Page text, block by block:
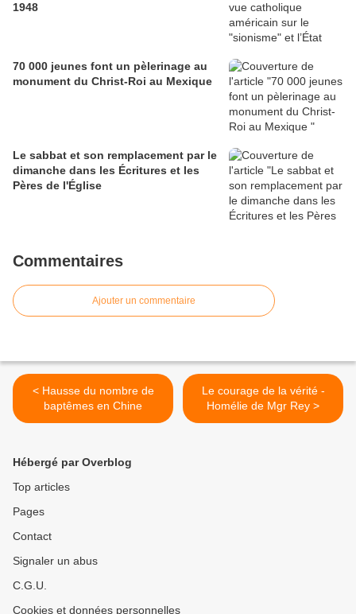
1948
70 000 jeunes font un pèlerinage au
monument du Christ-Roi au Mexique
Le sabbat et son remplacement par le
dimanche dans les Écritures et les
Pères de l'Église
Commentaires
Ajouter un commentaire
< Hausse du nombre de
baptêmes en Chine
Le courage de la vérité -
Homélie de Mgr Rey >
Hébergé par Overblog
Top articles
Pages
Contact
Signaler un abus
C.G.U.
Cookies et données personnelles